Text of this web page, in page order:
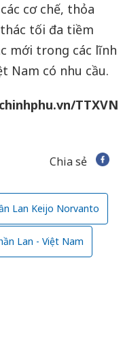
cơ chế, thỏa
tối đa tiềm
mới trong các lĩnh
Nam có nhu cầu.
TTXVN
Chia sẻ
Lan Keijo Norvanto
Lan - Việt Nam